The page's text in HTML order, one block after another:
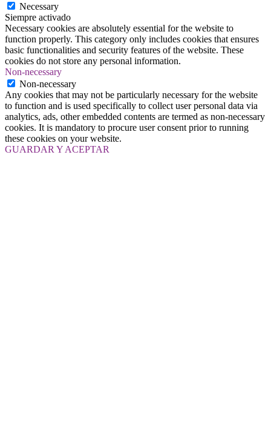
Necessary
Siempre activado
Necessary cookies are absolutely essential for the website to
function properly. This category only includes cookies that ensures
basic functionalities and security features of the website. These
cookies do not store any personal information.
Non-necessary
Non-necessary
Any cookies that may not be particularly necessary for the website
to function and is used specifically to collect user personal data via
analytics, ads, other embedded contents are termed as non-necessary
cookies. It is mandatory to procure user consent prior to running
these cookies on your website.
GUARDAR Y ACEPTAR